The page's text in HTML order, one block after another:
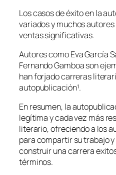
Los casos de éxito en la
variados y muchos
ventas significativas.
Autores como Eva García
Fernando Gamboa son
han forjado carreras
autopublicación¹.
En resumen, la
legítima y cada vez más
literario, ofreciendo a los
para compartir su trabajo
construir una carrera
términos.